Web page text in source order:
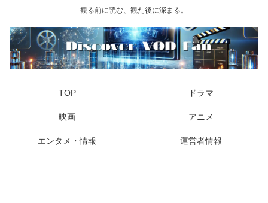
観る前に読む、観た後に深まる。
TOP ドラマ
映画 アニメ
エンタメ・情報 運営者情報